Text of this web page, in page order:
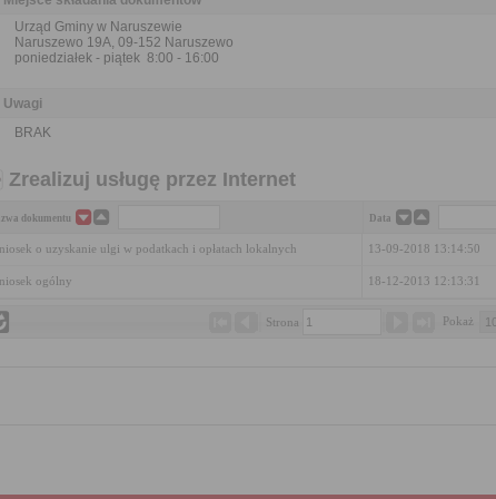
Urząd Gminy w Naruszewie
Naruszewo 19A, 09-152 Naruszewo
poniedziałek - piątek 8:00 - 16:00
Uwagi
BRAK
Zrealizuj usługę przez Internet
dokumentu Data
o uzyskanie ulgi w podatkach i opłatach lokalnych 13-09-2018 13:14:50
ogólny 18-12-2013 12:13:31
Strona Pokaż